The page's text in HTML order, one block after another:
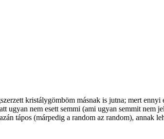
kristálygömböm másnak is jutna; mert
nem esett semmi (ami ugyan semmit nem
tápos (márpedig a random az random), annak